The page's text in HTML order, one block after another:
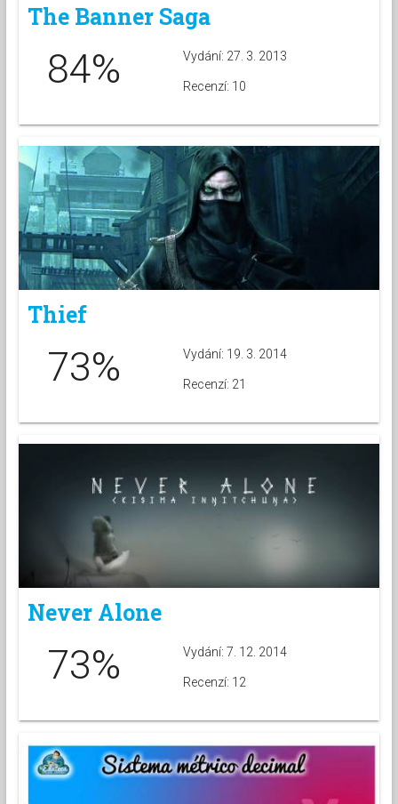
The Banner Saga
84% Vydání: 27. 3. 2013
Recenzí: 10
Thief
73% Vydání: 19. 3. 2014
Recenzí: 21
Never Alone
73% Vydání: 7. 12. 2014
Recenzí: 12